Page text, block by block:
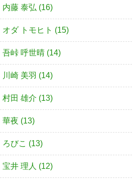
内藤 泰弘 (16)
オダ トモヒト (15)
吾峠 呼世晴 (14)
川崎 美羽 (14)
村田 雄介 (13)
華夜 (13)
ろびこ (13)
宝井 理人 (12)